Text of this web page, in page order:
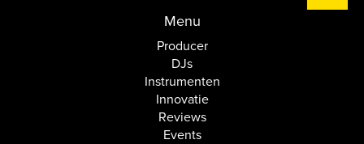
Menu
Producer
DJs
Instrumenten
Innovatie
Reviews
Events